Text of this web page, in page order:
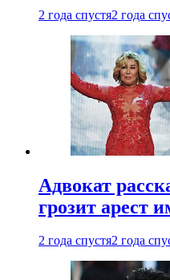
2 года спустя2 года
Адвокат
грозит арест
2 года спустя2 года